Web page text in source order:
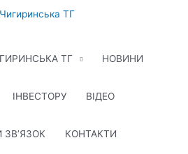
ТГ НОВИНИ
ІНВЕСТОРУ ВІДЕО
ЗВ’ЯЗОК КОНТАКТИ